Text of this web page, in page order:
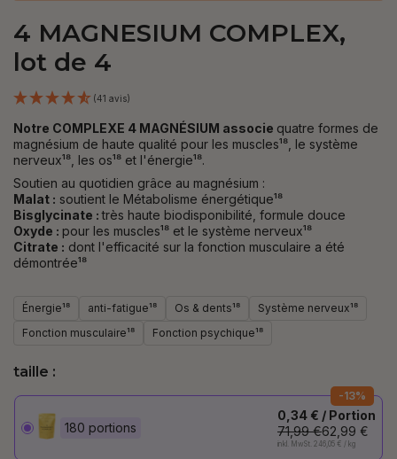
4 MAGNESIUM COMPLEX,
lot de 4
(41 avis)
Notre COMPLEXE 4 MAGNÉSIUM associe quatre formes de
magnésium de haute qualité pour les muscles¹⁸, le système
nerveux¹⁸, les os¹⁸ et l'énergie¹⁸.
Soutien au quotidien grâce au magnésium :
Malat : soutient le Métabolisme énergétique¹⁸
Bisglycinate :très haute biodisponibilité, formule douce
Oxyde : pour les muscles¹⁸ et le système nerveux¹⁸
Citrate : dont l'efficacité sur la fonction musculaire a été
démontrée¹⁸
Énergie¹⁸ anti-fatigue¹⁸ Os & dents¹⁸
Système nerveux¹⁸
Fonction musculaire¹⁸
Fonction psychique¹⁸
taille :
-13%
180 portions
0,34 € / Portion
71,99 €62,99 €
inkl. MwSt. 246,05 € / kg